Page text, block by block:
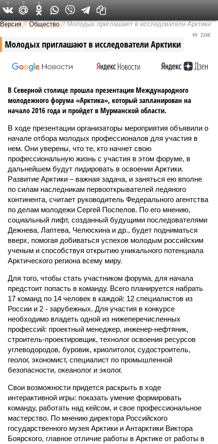
Версия на Неве
Версия //Общество //Молодых приглашают в исследователи Арктики
Молодых приглашают в исследователи Арктики
2348
В Северной столице прошла презентация Международного
молодежного форума «Арктика», который запланирован на
начало 2016 года и пройдет в Мурманской области.
В ходе презентации организаторы мероприятия объявили о
начале отбора молодых профессионалов для участия в
нем. Они уверены, что те, кто начнет свою
профессиональную жизнь с участия в этом форуме, в
дальнейшем будут лидировать в освоении Арктики.
Развитие Арктики – важная задача, и заняться ею вполне
по силам наследникам первооткрывателей ледяного
континента, считает руководитель Федерального агентства
по делам молодежи Сергей Поспелов. По его мнению,
социальный лифт, созданный будущими последователями
Дежнева, Лаптева, Челюскина и др., будет подниматься
вверх, помогая добиваться успехов молодым российским
ученым и способствуя открытию уникального потенциала
Арктического региона всему миру.
Для того, чтобы стать участником форума, для начала
предстоит попасть в команду. Всего планируется набрать
17 команд по 14 человек в каждой: 12 специалистов из
России и 2 - зарубежных. Для участия в конкурсе
необходимо владеть одной из нижеперечисленных
профессий: проектный менеджер, инженер-нефтяник,
строитель-проектировщик, технолог освоения ресурсов
углеводородов, буровик, криолитолог, судостроитель,
геолог, экономист, специалист по промышленной
безопасности, океанолог и эколог.
Свои возможности придется раскрыть в ходе
интерактивной игры: показать умение формировать
команду, работать над кейсом, и свое профессиональное
мастерство. По мнению директора Российского
государственного музея Арктики и Антарктики Виктора
Боярского, главное отличие работы в Арктике от работы в
0 0 0